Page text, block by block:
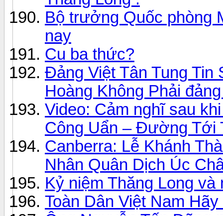
Bộ trưởng Quốc phòng
nay
Cu ba thức?
Đảng Việt Tân Tung Tin
Hoàng Không Phải
Video: Cảm nghĩ sau
Công Uẩn – Đường Tới
Canberra: Lễ Khánh
Nhân Quân Dịch Úc
Kỷ niệm Thăng Long và
Toàn Dân Việt Nam